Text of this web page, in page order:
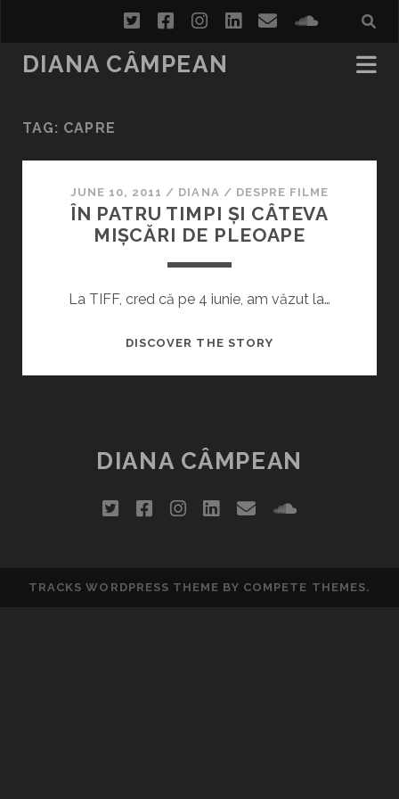
twitterfacebookinstagram
linkedin
email
DIANA CÂMPEAN
TAG: CAPRE
JUNE 10, 2011 / DIANA / DESPRE FILME
ÎN PATRU TIMPI ȘI CÂTEVA
MIȘCĂRI DE PLEOAPE
La TIFF, cred că pe 4 iunie, am văzut la…
DISCOVER THE STORYÎN
DE
DIANA CÂMPEAN
twitterfacebookinstagram
linkedin
emailsoundcloud
TRACKS WORDPRESS THEME BY COMPETE THEMES.